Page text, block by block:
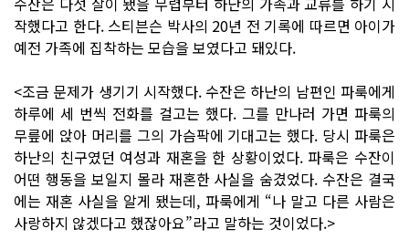
작했다고 한다. 스티븐슨 박사의 20년 전 기록에 따르면 아이가
예전 가족에 집착하는 모습을 보였다고 돼있다.
<조금 문제가 생기기 시작했다. 수잔은 하난의 남편인 파룩에게
하루에 세 번씩 전화를 걸고는 했다. 그를 만나러 가면 파룩의
무릎에 앉아 머리를 그의 가슴팍에 기대고는 했다. 당시 파룩은
하난의 친구였던 여성과 재혼을 한 상황이었다. 파룩은 수잔이
어떤 행동을 보일지 몰라 재혼한 사실을 숨겼었다. 수잔은 결국
에는 재혼 사실을 알게 됐는데, 파룩에게 “나 말고 다른 사람은
사랑하지 않겠다고 했잖아요”라고 말하는 것이었다.>